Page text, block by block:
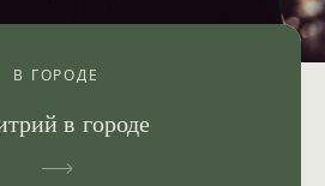
В ГОРОДЕ
в городе